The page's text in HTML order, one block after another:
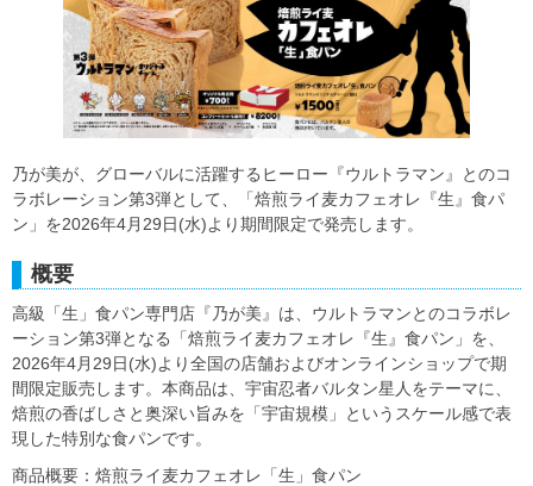
乃が美が、グローバルに活躍するヒーロー『ウルトラマン』とのコ
ラボレーション第3弾として、「焙煎ライ麦カフェオレ『生』食パ
ン」を2026年4月29日(水)より期間限定で発売します。
概要
高級「生」食パン専門店『乃が美』は、ウルトラマンとのコラボレ
ーション第3弾となる「焙煎ライ麦カフェオレ『生』食パン」を、
2026年4月29日(水)より全国の店舗およびオンラインショップで期
間限定販売します。本商品は、宇宙忍者バルタン星人をテーマに、
焙煎の香ばしさと奥深い旨みを「宇宙規模」というスケール感で表
現した特別な食パンです。
商品概要：焙煎ライ麦カフェオレ「生」食パン